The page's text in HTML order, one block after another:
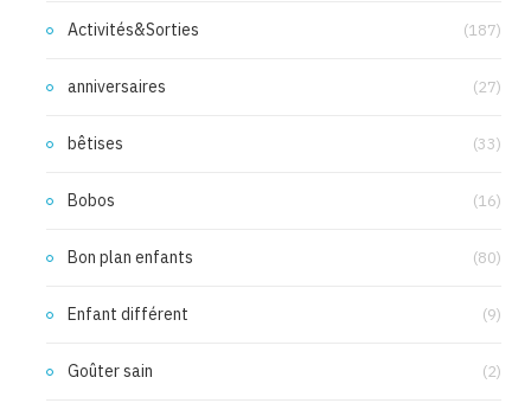
Activités&Sorties (187)
anniversaires (27)
bêtises (33)
Bobos (16)
Bon plan enfants (80)
Enfant différent (9)
Goûter sain (2)